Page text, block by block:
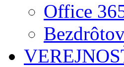
Office